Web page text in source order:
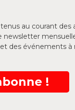
au courant des
newsletter
des événements à
!